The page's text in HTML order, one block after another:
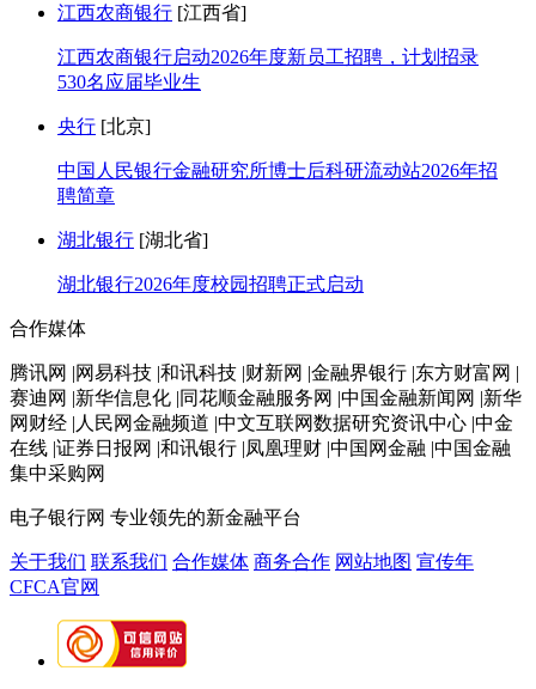
江西农商银行 [江西省]
江西农商银行启动2026年度新员工招聘，计划招录
530名应届毕业生
央行 [北京]
中国人民银行金融研究所博士后科研流动站2026年招
聘简章
湖北银行 [湖北省]
湖北银行2026年度校园招聘正式启动
合作媒体
腾讯网 |网易科技 |和讯科技 |财新网 |金融界银行 |东方财富网 |
赛迪网 |新华信息化 |同花顺金融服务网 |中国金融新闻网 |新华
网财经 |人民网金融频道 |中文互联网数据研究资讯中心 |中金
在线 |证券日报网 |和讯银行 |凤凰理财 |中国网金融 |中国金融
集中采购网
电子银行网 专业领先的新金融平台
关于我们 联系我们 合作媒体 商务合作 网站地图 宣传年
CFCA官网